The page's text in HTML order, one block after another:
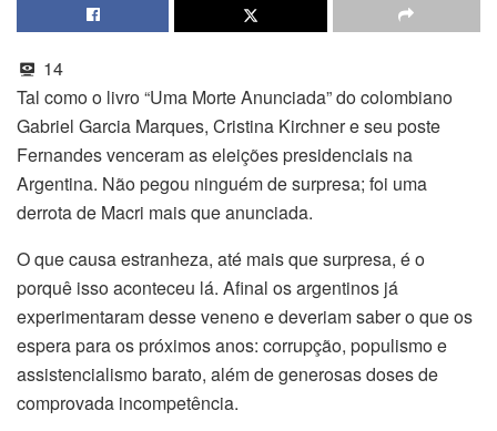
14
Tal como o livro “Uma Morte Anunciada” do colombiano
Gabriel Garcia Marques, Cristina Kirchner e seu poste
Fernandes venceram as eleições presidenciais na
Argentina. Não pegou ninguém de surpresa; foi uma
derrota de Macri mais que anunciada.
O que causa estranheza, até mais que surpresa, é o
porquê isso aconteceu lá. Afinal os argentinos já
experimentaram desse veneno e deveriam saber o que os
espera para os próximos anos: corrupção, populismo e
assistencialismo barato, além de generosas doses de
comprovada incompetência.